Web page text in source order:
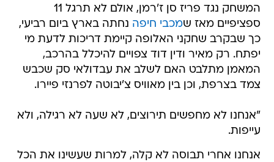
המשחק נגד פריז סן ז'רמן, אולם לא תרגל 11
ספציפיים מאז שמכבי חיפה נחתה בארץ ביום רביעי,
כך שבקרב שחקני האלופה קיימת דריכות לדעת מי
יפתח. רק מאיר ודין דוד צפויים להיכלל בהרכב,
המאמן מתלבט האם לשלב את עבדולאי סק שכבש
צמד בצרפת, וכן בין מאוויס צ'יבוטה לפרנזי פיירו.
"אנחנו לא מחפשים תירוצים, לא שעה לא רגילה, ולא
עייפות.
אנחנו אחרי תבוסה לא קלה, למרות שעשינו את הכל